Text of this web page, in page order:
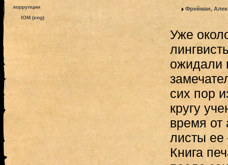
коррупции
IOM (eng)
Фрейман,
Уже
ожидали
сих пор
кругу
время
листы ее
Книга